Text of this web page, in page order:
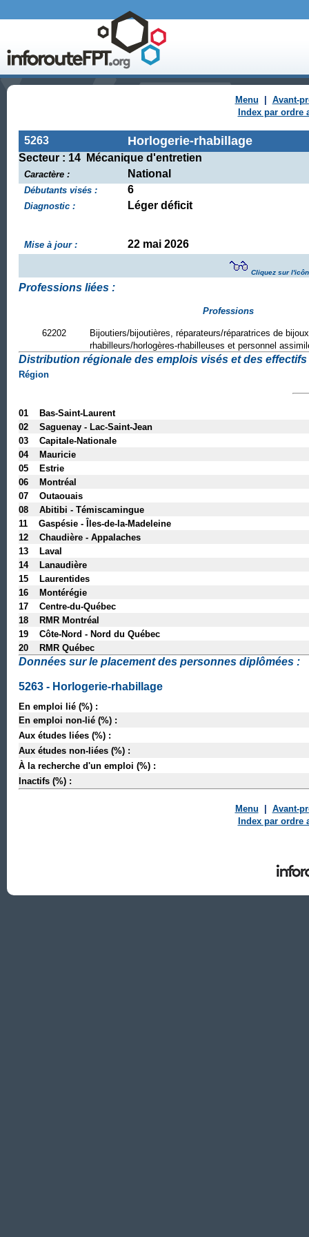
Menu
Avant-
Index par ordre
5263 Horlogerie-rhabillage
Secteur : 14 Mécanique d'entretien
Caractère : National
Débutants visés : 6
Diagnostic : Léger déficit
Mise à jour : 22 mai 2026
Cliquez sur
Professions liées :
Professions
62202
Bijoutiers/bijoutières, réparateurs/réparatrices de
rhabilleurs/horlogères-rhabilleuses et personnel
Distribution régionale des emplois visés et des effectifs
Région
01 Bas-Saint-Laurent
02 Saguenay - Lac-Saint-Jean
03 Capitale-Nationale
04 Mauricie
05 Estrie
06 Montréal
07 Outaouais
08 Abitibi - Témiscamingue
11 Gaspésie - Îles-de-la-Madeleine
12 Chaudière - Appalaches
13 Laval
14 Lanaudière
15 Laurentides
16 Montérégie
17 Centre-du-Québec
18 RMR Montréal
19 Côte-Nord - Nord du Québec
20 RMR Québec
Données sur le placement des personnes diplômées :
5263 - Horlogerie-rhabillage
En emploi lié (%) :
En emploi non-lié (%) :
Aux études liées (%) :
Aux études non-liées (%) :
À la recherche d'un emploi (%) :
Inactifs (%) :
Menu
Avant-
Index par ordre